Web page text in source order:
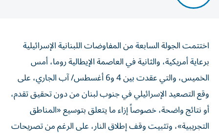
برعاية أمريكية، والثانية في العاصمة الإيطالية روما، أمس
الخميس، والتي عقدت بين 4 و6 أغسطس/ آب الجاري، على
وقع التصعيد الإسرائيلي في جنوب لبنان من دون تحقيق تقدم،
أو نتائج واضحة، خصوصاً إزاء ما يتعلق بتوسيع «المناطق
التجريبية»، وتثبيت وقف إطلاق النار، على الرغم من تصريحات
مسؤولين في الخارجية الأمريكية وصفتها ب«المثمرة»، فيما